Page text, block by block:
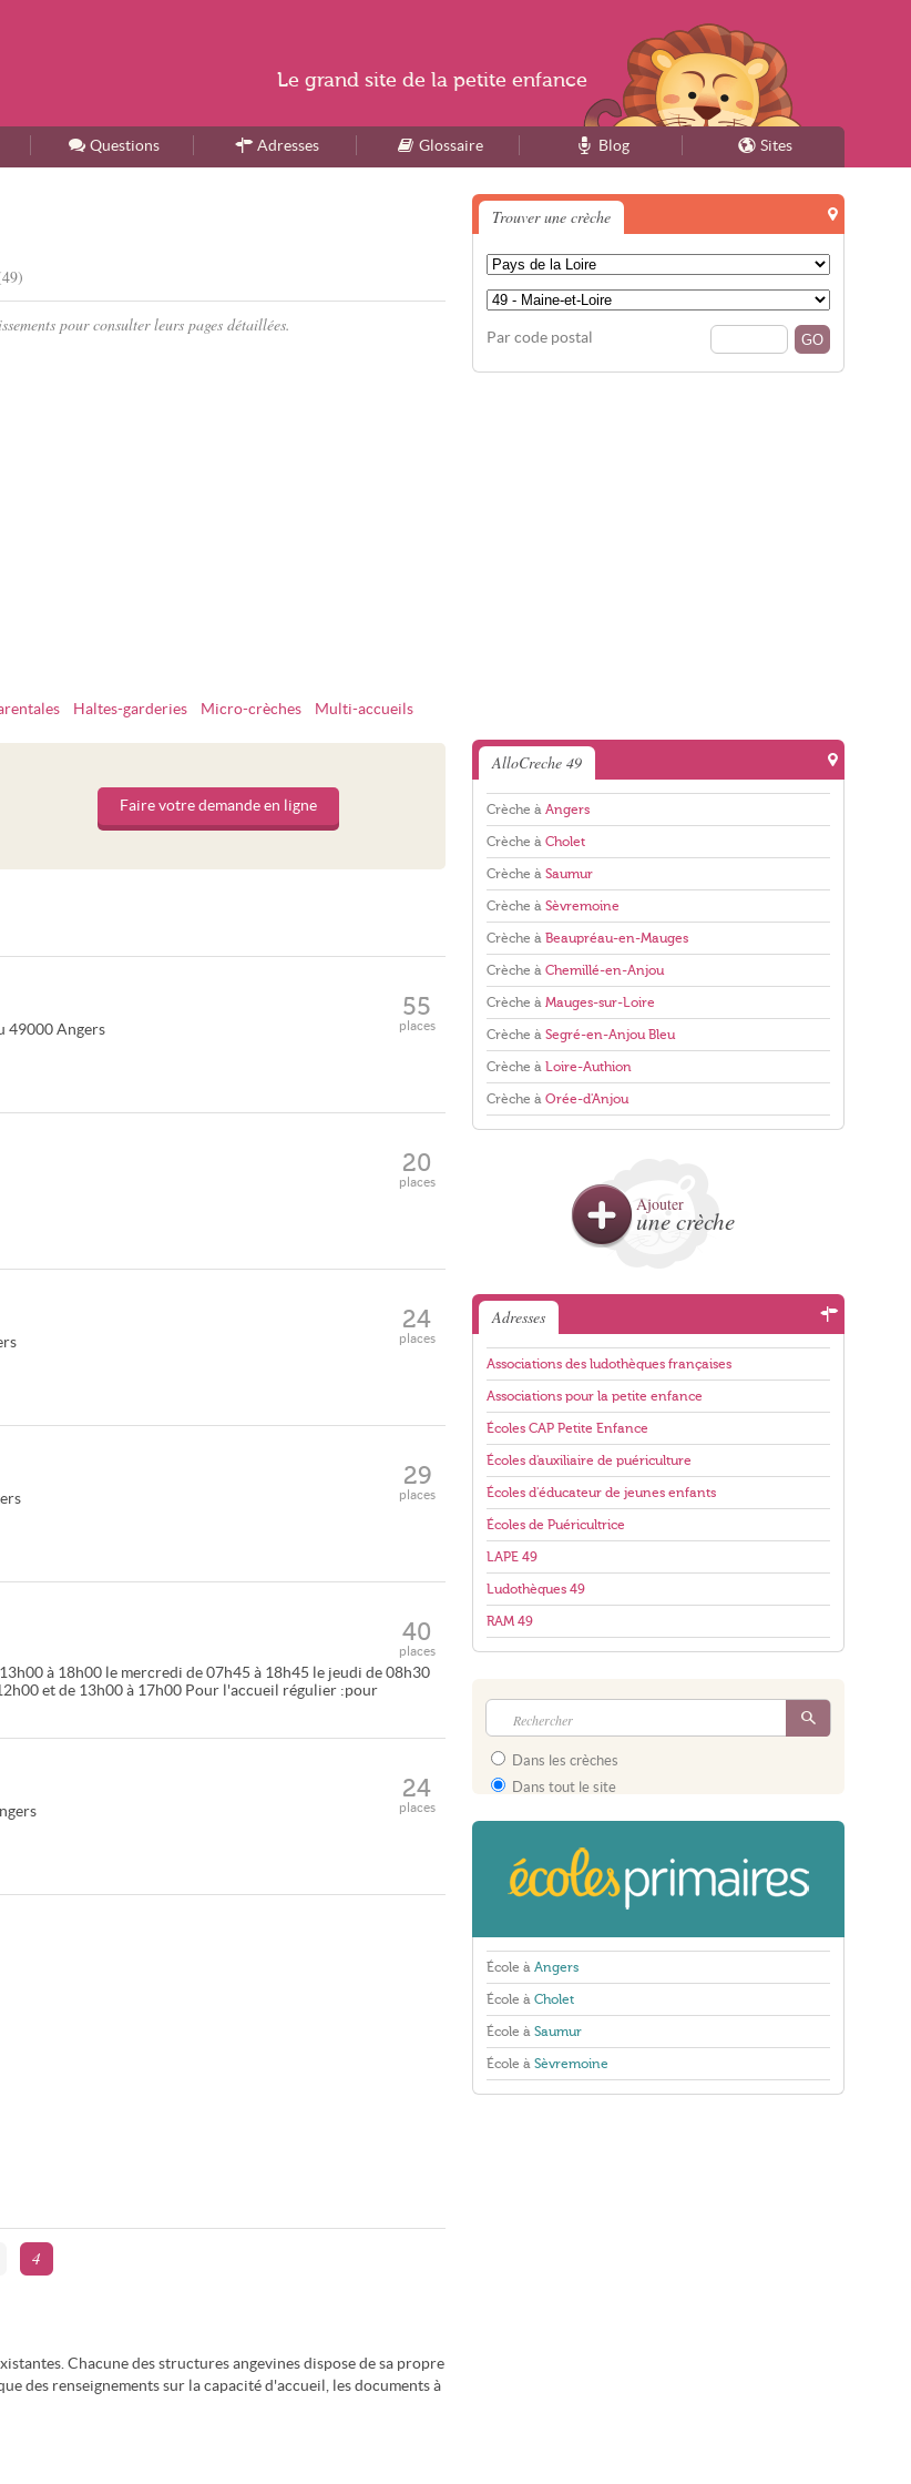
AccueilQuestions Adresses Glossaire Blog Sites
pour consulter leurs pages détaillées.
Haltes-garderies Micro-crèches Multi-accueils
Faire votre demande en ligne
49000 Angers
55
places
20
places
24
places
29
places
à 18h00 le mercredi de 07h45 à 18h45 le jeudi de 08h30
et de 13h00 à 17h00 Pour l'accueil régulier :pour
40
places
24
places
4
Chacune des structures angevines dispose de sa propre
des renseignements sur la capacité d'accueil, les documents à
Trouver une crèche
Par code postal
AlloCreche 49
Crèche à Angers
Crèche à Cholet
Crèche à Saumur
Crèche à Sèvremoine
Crèche à Beaupréau-en-Mauges
Crèche à Chemillé-en-Anjou
Crèche à Mauges-sur-Loire
Crèche à Segré-en-Anjou Bleu
Crèche à Loire-Authion
Crèche à Orée-d'Anjou
Ajouter
une crèche
Adresses
Associations des ludothèques françaises
Associations pour la petite enfance
Écoles CAP Petite Enfance
Écoles d'auxiliaire de puériculture
Écoles d'éducateur de jeunes enfants
Écoles de Puéricultrice
LAPE 49
Ludothèques 49
RAM 49
Dans les crèches
Dans tout le site
École à Angers
École à Cholet
École à Saumur
École à Sèvremoine
Le grand site de la petite enfance